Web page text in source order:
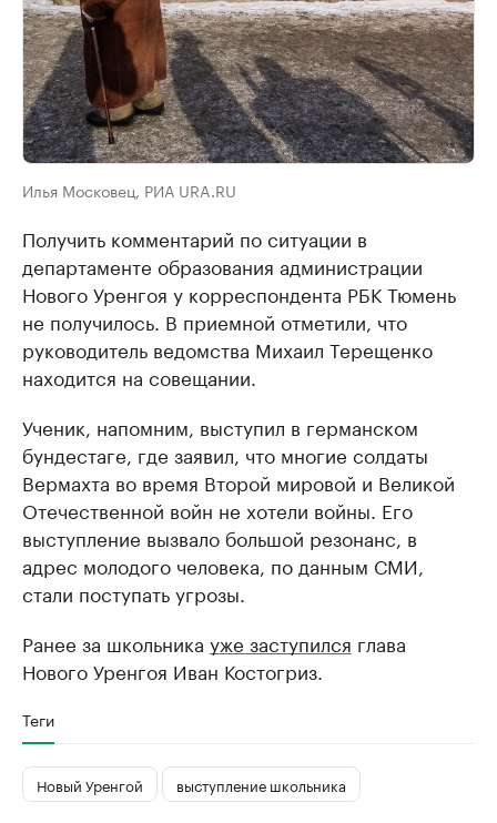
Илья Московец, РИА URA.RU
Получить комментарий по ситуации в
департаменте образования администрации
Нового Уренгоя у корреспондента РБК Тюмень
не получилось. В приемной отметили, что
руководитель ведомства Михаил Терещенко
находится на совещании.​
Ученик, напомним, выступил в германском
бундестаге, где заявил, что многие солдаты
Вермахта во время Второй мировой и Великой
Отечественной войн не хотели войны. Его
выступление вызвало большой резонанс, в
адрес молодого человека, по данным СМИ,
стали поступать угрозы.
Ранее за школьника уже заступился глава
Нового Уренгоя Иван Костогриз.
Теги
Новый Уренгой выступление школьника